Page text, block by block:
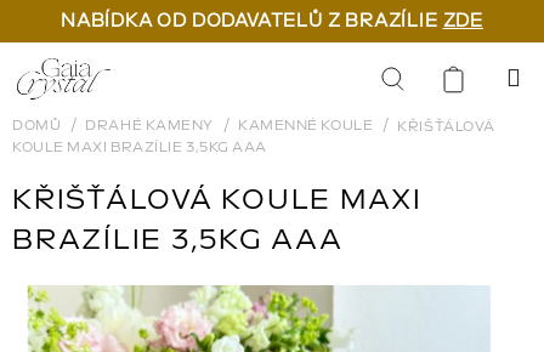
NABÍDKA OD DODAVATELŮ Z BRAZÍLIE ZDE
Přejít
na
obsah
Hledat
DOMŮ DRAHÉ KAMENY KAMENNÉ KOULE
KŘIŠŤÁLOVÁ
KOULE MAXI BRAZÍLIE 3,5KG AAA
KŘIŠŤÁLOVÁ KOULE MAXI
BRAZÍLIE 3,5KG AAA